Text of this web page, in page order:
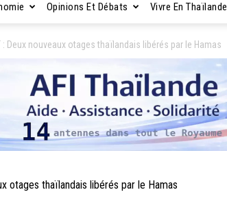
Gavroche
Thaïlande
Opinions Et Débats Vivre En Thaïlande
: Deux nouveaux otages thaïlandais libérés par le Hamas
otages thaïlandais libérés par le Hamas